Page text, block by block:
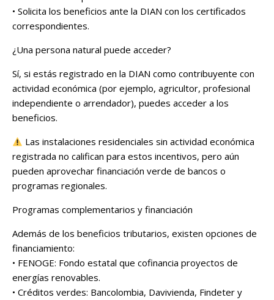
• Solicita los beneficios ante la DIAN con los certificados
correspondientes.
¿Una persona natural puede acceder?
Sí, si estás registrado en la DIAN como contribuyente con
actividad económica (por ejemplo, agricultor, profesional
independiente o arrendador), puedes acceder a los
beneficios.
Las instalaciones residenciales sin actividad económica
registrada no califican para estos incentivos, pero aún
pueden aprovechar financiación verde de bancos o
programas regionales.
Programas complementarios y financiación
Además de los beneficios tributarios, existen opciones de
financiamiento:
• FENOGE: Fondo estatal que cofinancia proyectos de
energías renovables.
• Créditos verdes: Bancolombia, Davivienda, Findeter y